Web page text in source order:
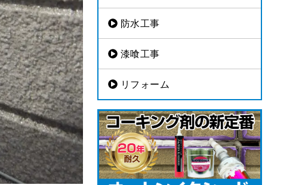
防水工事
漆喰工事
リフォーム